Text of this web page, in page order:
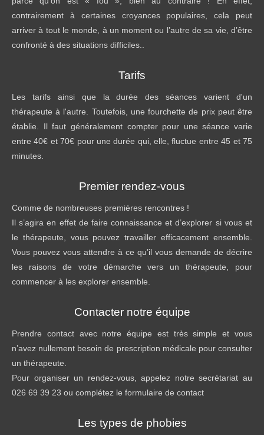
contrairement à certaines croyances populaires, cela peut
arriver à tout le monde, à un moment ou l’autre de sa vie, d’être
confronté à des situations difficiles..
Tarifs
Les tarifs ainsi que la durée des séances varient d'un
thérapeute à l'autre. Toutefois, une fourchette de prix peut être
établie. Il faut généralement compter pour une séance varie
entre 40€ et 70€ pour une durée qui, elle, fluctue entre 45 et 75
minutes.
Premier rendez-vous
Comme de nombreuses premières rencontres !
Il s’agira en effet de faire connaissance et d’explorer si vous et
le thérapeute, vous pouvez travailler efficacement ensemble.
Vous pouvez vous attendre à ce qu’il vous demande de décrire
les raisons de votre démarche vers un thérapeute, pour
commencer à les explorer ensemble.
Contacter notre équipe
Prendre contact avec notre équipe est très simple et vous
n’avez nullement besoin de prescription médicale pour consulter
un thérapeute.
Pour organiser un rendez-vous, appelez notre secrétariat au
026 69 39 23 ou complétez le formulaire de contact
Les types de phobies